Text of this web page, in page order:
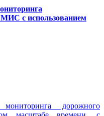
с использованием
мониторинга дорожного